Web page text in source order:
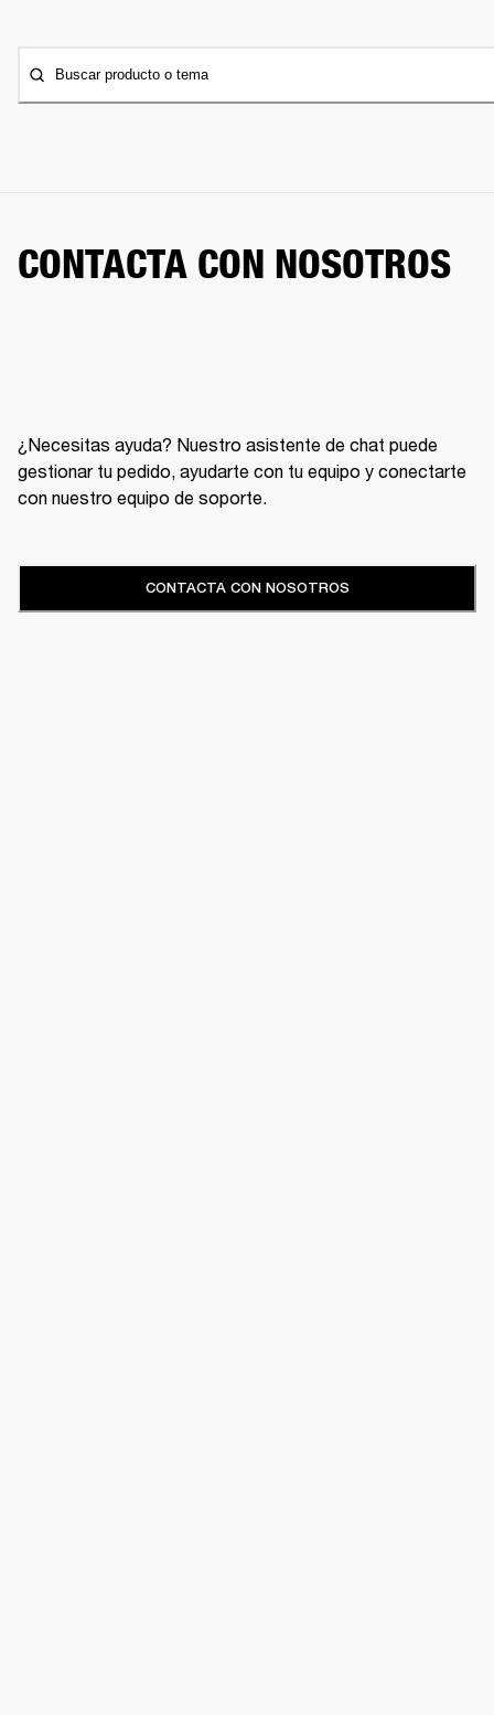
Buscar producto o tema
CONTACTA CON NOSOTROS
¿Necesitas ayuda? Nuestro asistente de chat puede
gestionar tu pedido, ayudarte con tu equipo y conectarte
con nuestro equipo de soporte.
CONTACTA CON NOSOTROS